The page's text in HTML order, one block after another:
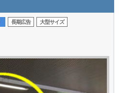
長期広告 大型サイズ